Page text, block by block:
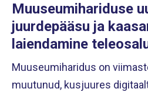
Muuseumihariduse
juurdepääsu ja
laiendamine
Muuseumiharidus on
muutunud, kusjuures